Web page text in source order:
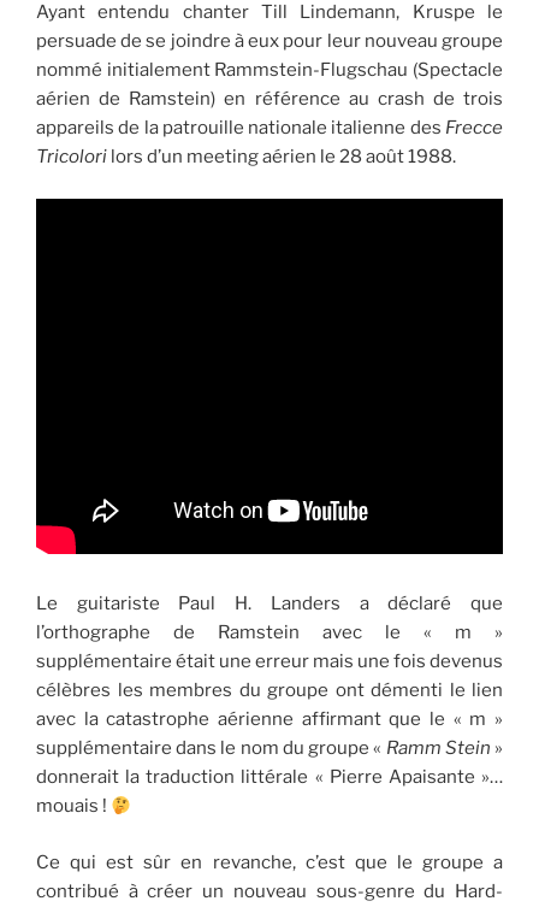
Ayant entendu chanter Till Lindemann, Kruspe le
persuade de se joindre à eux pour leur nouveau groupe
nommé initialement Rammstein-Flugschau (Spectacle
aérien de Ramstein) en référence au crash de trois
appareils de la patrouille nationale italienne des Frecce
Tricolori lors d’un meeting aérien le 28 août 1988.
Le guitariste Paul H. Landers a déclaré que
l’orthographe de Ramstein avec le « m »
supplémentaire était une erreur mais une fois devenus
célèbres les membres du groupe ont démenti le lien
avec la catastrophe aérienne affirmant que le « m »
supplémentaire dans le nom du groupe « Ramm Stein »
donnerait la traduction littérale « Pierre Apaisante »…
mouais !
Ce qui est sûr en revanche, c’est que le groupe a
contribué à créer un nouveau sous-genre du Hard-